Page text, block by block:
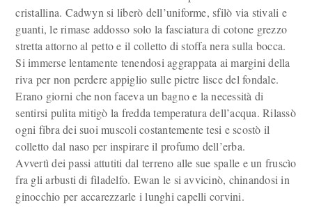
cristallina. Cadwyn si liberò dell’uniforme, sfilò via stivali e
guanti, le rimase addosso solo la fasciatura di cotone grezzo
stretta attorno al petto e il colletto di stoffa nera sulla bocca.
Si immerse lentamente tenendosi aggrappata ai margini della
riva per non perdere appiglio sulle pietre lisce del fondale.
Erano giorni che non faceva un bagno e la necessità di
sentirsi pulita mitigò la fredda temperatura dell’acqua. Rilassò
ogni fibra dei suoi muscoli costantemente tesi e scostò il
colletto dal naso per inspirare il profumo dell’erba.
Avvertì dei passi attutiti dal terreno alle sue spalle e un fruscìo
fra gli arbusti di filadelfo. Ewan le si avvicinò, chinandosi in
ginocchio per accarezzarle i lunghi capelli corvini.